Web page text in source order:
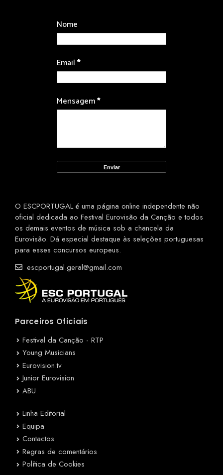
Nome
Email*
Mensagem*
O ESCPORTUGAL é uma página online independente não
oficial dedicada ao Festival Eurovisão da Canção e todos
os demais eventos de música sob a chancela da
Eurovisão. Dá especial destaque às seleções portuguesas
para esses concursos europeus.
escportugal.geral@gmail.com
Parceiros Oficiais
Festival da Canção - RTP
Young Musicians
Eurovision.tv
Junior Eurovision
ABU
Linha Editorial
Equipa
Contactos
Regras de comentários
Política de Cookies